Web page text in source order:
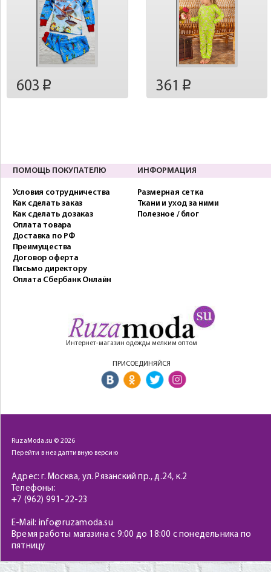
603 p 361 p
ПОМОЩЬ ПОКУПАТЕЛЮ
Условия сотрудничества
Как сделать заказ
Как сделать дозаказ
Оплата товара
Доставка по РФ
Преимущества
Договор оферта
Письмо директору
Оплата Сбербанк Онлайн
ИНФОРМАЦИЯ
Размерная сетка
Ткани и уход за ними
Полезное / блог
Интернет-магазин одежды мелким оптом
ПРИСОЕДИНЯЙСЯ
RuzaModa.su © 2026
Перейти в неадаптивную версию
Адрес: г. Москва, ул. Рязанский пр., д.24, к.2
Телефоны:
+7 (962) 991-22-23
E-Mail: info@ruzamoda.su
Время работы магазина с 9:00 до 18:00 с понедельника по
пятницу